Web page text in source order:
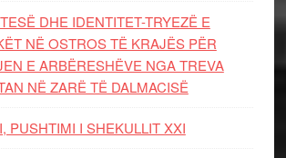
DHE IDENTITET-TRYEZË E
NË OSTROS TË KRAJËS PËR
E ARBËRESHËVE NGA TREVA
NË ZARË TË DALMACISË
PUSHTIMI I SHEKULLIT XXI